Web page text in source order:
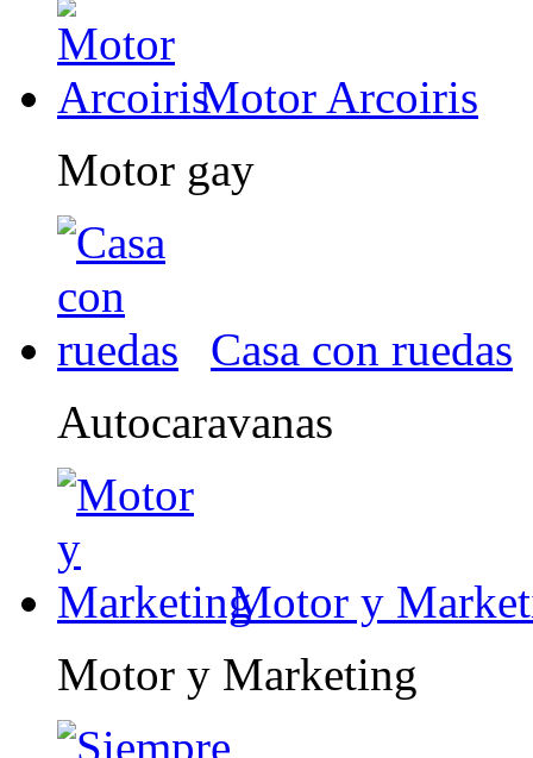
Motor Arcoiris
Motor gay
Casa con ruedas
Autocaravanas
Motor y
Motor y Marketing